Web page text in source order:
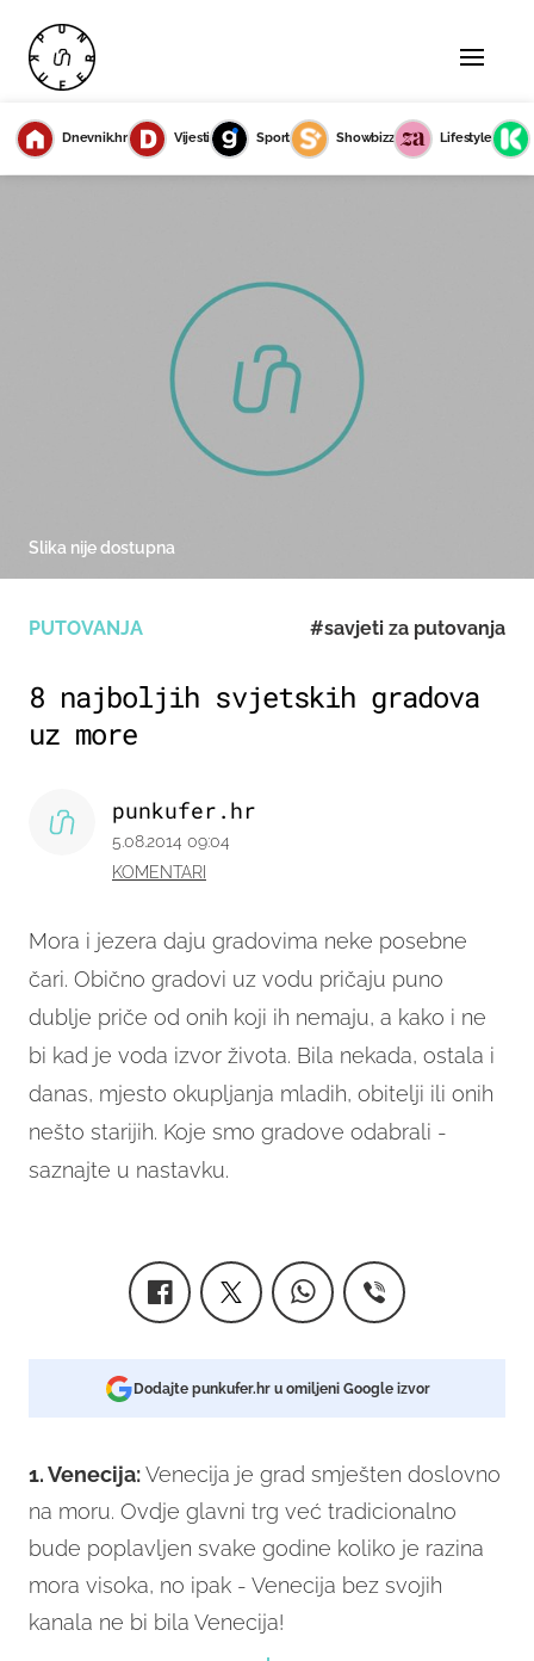
Dnevnik.hr Vijesti Sport Showbizz Lifestyle
PUTOVANJA #savjeti za putovanja
8 najboljih svjetskih gradova
uz more
Mora i jezera daju gradovima neke posebne
čari. Obično gradovi uz vodu pričaju puno
dublje priče od onih koji ih nemaju, a kako i ne
bi kad je voda izvor života. Bila nekada, ostala i
danas, mjesto okupljanja mladih, obitelji ili onih
nešto starijih. Koje smo gradove odabrali -
saznajte u nastavku.
punkufer.hr
5.08.2014 09:04
KOMENTARI
Slika nije dostupna
Dodajte punkufer.hr u omiljeni Google izvor
1. Venecija:Venecija je grad smješten doslovno
na moru. Ovdje glavni trg već tradicionalno
bude poplavljen svake godine koliko je razina
mora visoka, no ipak - Venecija bez svojih
kanala ne bi bila Venecija!